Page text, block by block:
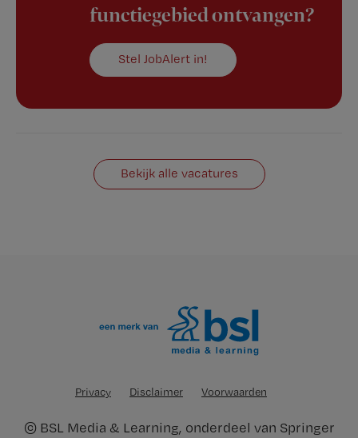
functiegebied ontvangen?
Stel JobAlert in!
Bekijk alle vacatures
Privacy Disclaimer Voorwaarden
© BSL Media & Learning, onderdeel van Springer